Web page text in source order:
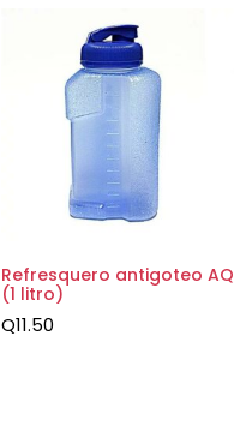
Refresquero antigoteo AQ
(1 litro)
Q11.50